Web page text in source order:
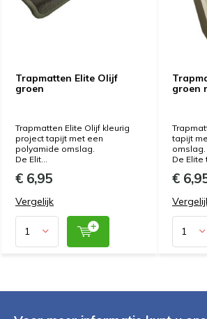
Trapmatten Elite Olijf
groen
Trapmatten Elite Olijf kleurig
project tapijt met een
polyamide omslag.
De Elit...
€ 6,95
Vergelijk
groen
tapijt
omslag.
De Elite
€